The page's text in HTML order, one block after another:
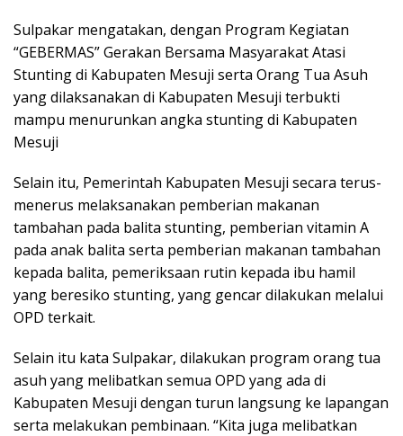
Sulpakar mengatakan, dengan Program Kegiatan
“GEBERMAS” Gerakan Bersama Masyarakat Atasi
Stunting di Kabupaten Mesuji serta Orang Tua Asuh
yang dilaksanakan di Kabupaten Mesuji terbukti
mampu menurunkan angka stunting di Kabupaten
Mesuji
Selain itu, Pemerintah Kabupaten Mesuji secara terus-
menerus melaksanakan pemberian makanan
tambahan pada balita stunting, pemberian vitamin A
pada anak balita serta pemberian makanan tambahan
kepada balita, pemeriksaan rutin kepada ibu hamil
yang beresiko stunting, yang gencar dilakukan melalui
OPD terkait.
Selain itu kata Sulpakar, dilakukan program orang tua
asuh yang melibatkan semua OPD yang ada di
Kabupaten Mesuji dengan turun langsung ke lapangan
serta melakukan pembinaan. “Kita juga melibatkan